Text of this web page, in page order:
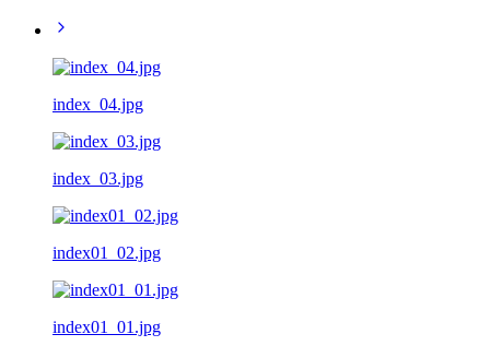
index_04.jpg
index_03.jpg
index01_02.jpg
index01_01.jpg